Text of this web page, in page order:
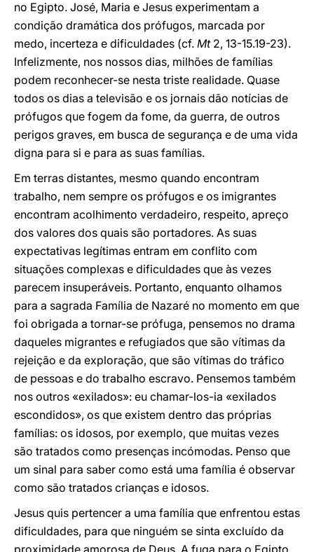
no Egipto. José, Maria e Jesus experimentam a
condição dramática dos prófugos, marcada por
medo, incerteza e dificuldades (cf. Mt2, 13-15.19-23).
Infelizmente, nos nossos dias, milhões de famílias
podem reconhecer-se nesta triste realidade. Quase
todos os dias a televisão e os jornais dão notícias de
prófugos que fogem da fome, da guerra, de outros
perigos graves, em busca de segurança e de uma vida
digna para si e para as suas famílias.
Em terras distantes, mesmo quando encontram
trabalho, nem sempre os prófugos e os imigrantes
encontram acolhimento verdadeiro, respeito, apreço
dos valores dos quais são portadores. As suas
expectativas legítimas entram em conflito com
situações complexas e dificuldades que às vezes
parecem insuperáveis. Portanto, enquanto olhamos
para a sagrada Família de Nazaré no momento em que
foi obrigada a tornar-se prófuga, pensemos no drama
daqueles migrantes e refugiados que são vítimas da
rejeição e da exploração, que são vítimas do tráfico
de pessoas e do trabalho escravo. Pensemos também
nos outros «exilados»: eu chamar-los-ia «exilados
escondidos», os que existem dentro das próprias
famílias: os idosos, por exemplo, que muitas vezes
são tratados como presenças incómodas. Penso que
um sinal para saber como está uma família é observar
como são tratados crianças e idosos.
Jesus quis pertencer a uma família que enfrentou estas
dificuldades, para que ninguém se sinta excluído da
proximidade amorosa de Deus. A fuga para o Egipto